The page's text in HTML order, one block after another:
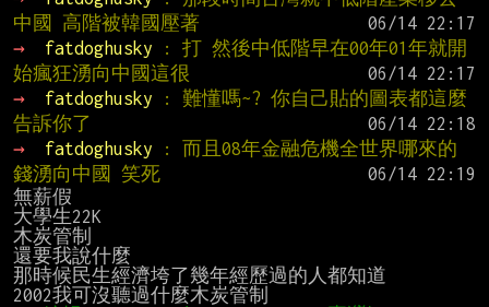
中國 高階被韓國壓著
→
fatdoghusky
: 打 然後中低階早在00年01年就開
始瘋狂湧向中國這很
→
fatdoghusky
: 難懂嗎~? 你自己貼的圖表都這麼
告訴你了
→
fatdoghusky
: 而且08年金融危機全世界哪來的
錢湧向中國 笑死
無薪假
大學生22K
木炭管制
還要我說什麼
那時候民生經濟垮了幾年經歷過的人都知道